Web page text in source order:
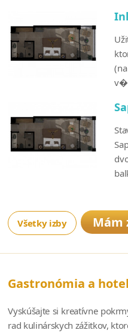
Všetky izby Mám
Gastronómia a
Vyskúšajte si kreatívne
rad kulinárskych zážitkov,